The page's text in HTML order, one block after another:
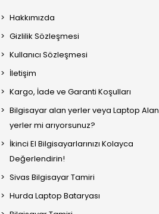
Hakkımızda
Gizlilik Sözleşmesi
Kullanıcı Sözleşmesi
İletişim
Kargo, İade ve Garanti Koşulları
Bilgisayar alan yerler veya Laptop Alan
yerler mi arıyorsunuz?
İkinci El Bilgisayarlarınızı Kolayca
Değerlendirin!
Sivas Bilgisayar Tamiri
Hurda Laptop Bataryası